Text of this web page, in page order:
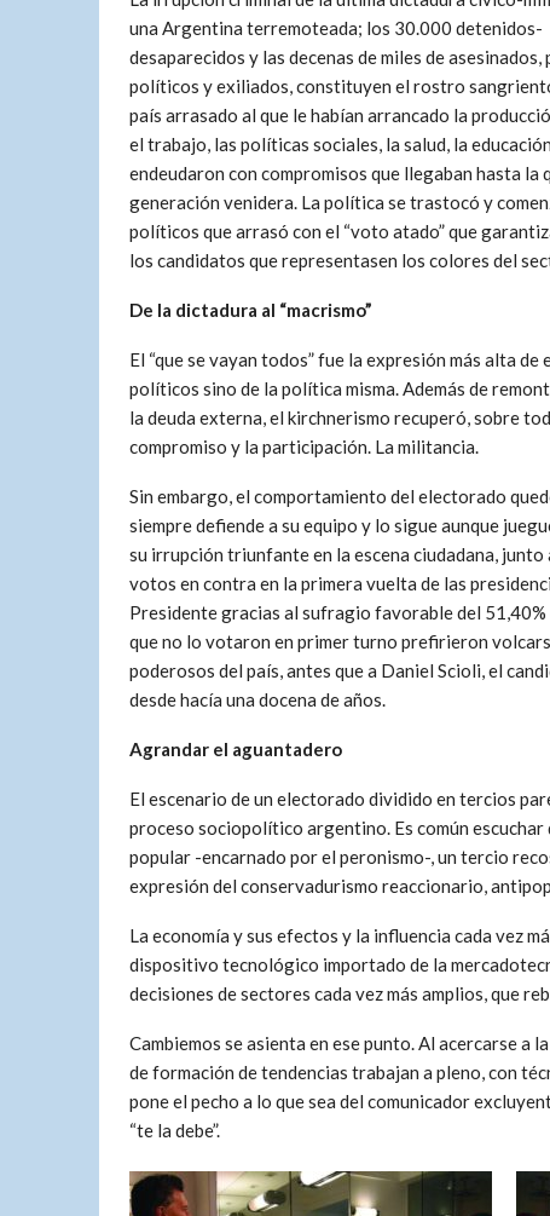
una Argentina terremoteada; los 30.000 detenidos-
desaparecidos y las decenas de miles de
políticos y exiliados, constituyen el rostro
país arrasado al que le habían arrancado la
el trabajo, las políticas sociales, la salud, la
endeudaron con compromisos que llegaban hasta la
generación venidera. La política se trastocó y
políticos que arrasó con el “voto atado” que
los candidatos que representasen los colores del
De la dictadura al “macrismo”
El “que se vayan todos” fue la expresión más alta
políticos sino de la política misma. Además de
la deuda externa, el kirchnerismo recuperó, sobre
compromiso y la participación. La militancia.
Sin embargo, el comportamiento del electorado
siempre defiende a su equipo y lo sigue aunque
su irrupción triunfante en la escena ciudadana, junto
votos en contra en la primera vuelta de las
Presidente gracias al sufragio favorable del
que no lo votaron en primer turno prefirieron
poderosos del país, antes que a Daniel Scioli, el
desde hacía una docena de años.
Agrandar el aguantadero
El escenario de un electorado dividido en tercios
proceso sociopolítico argentino. Es común
popular -encarnado por el peronismo-, un tercio
expresión del conservadurismo reaccionario,
La economía y sus efectos y la influencia cada vez
dispositivo tecnológico importado de la
decisiones de sectores cada vez más amplios, que
Cambiemos se asienta en ese punto. Al acercarse
de formación de tendencias trabajan a pleno, con
pone el pecho a lo que sea del comunicador
“te la debe”.